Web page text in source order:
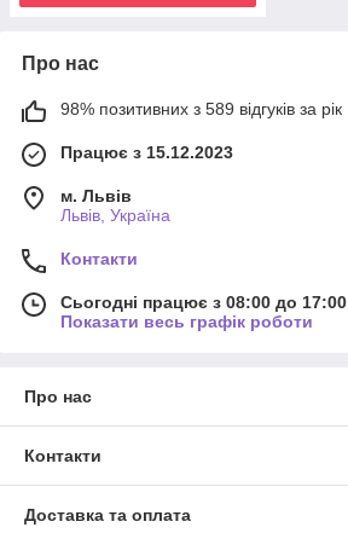
Про нас
98% позитивних з 589 відгуків за рік
Працює з 15.12.2023
м. Львів
Львів, Україна
Контакти
Сьогодні працює з 08:00 до 17:00
Показати весь графік роботи
Про нас
Контакти
Доставка та оплата